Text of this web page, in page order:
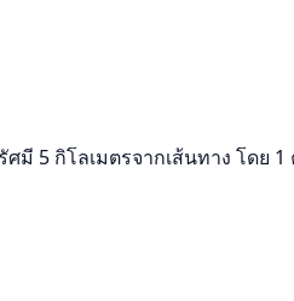
มี 5 กิโลเมตรจากเส้นทาง โดย